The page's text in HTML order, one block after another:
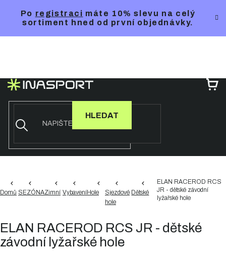
Po registraci máte 10% slevu na celý
sortiment hned od první objednávky.
HLEDAT
Domů SEZÓNAZimní VybaveníHole
Sjezdové
hole
Dětské
ELAN RACEROD RCS
JR - dětské závodní
lyžařské hole
ELAN RACEROD RCS JR - dětské
závodní lyžařské hole